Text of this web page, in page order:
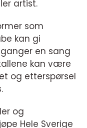
artist.
som
kan gi
en sang
kan være
og etterspørsel
og
Hele Sverige